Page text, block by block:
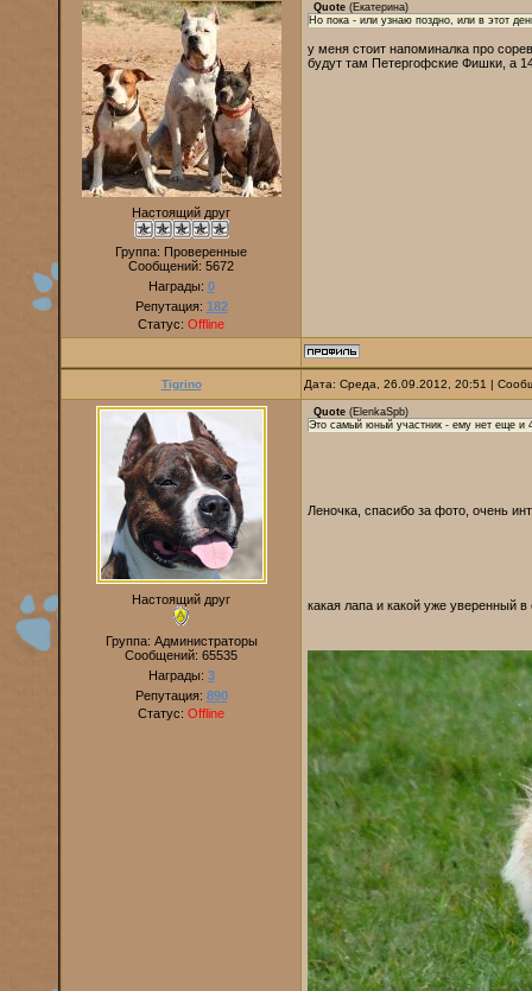
Настоящий друг
Группа: Проверенные
Сообщений: 5672
Награды: 0
Репутация: 182
Статус: Offline
Quote (Екатерина)
Но пока - или узнаю поздно, или в этот
у меня стоит напоминалка про
будут там Петергофские Фишки, а
Tigrino Дата: Среда, 26.09.2012, 20:51 |
Настоящий друг
Группа: Администраторы
Сообщений: 65535
Награды: 3
Репутация: 890
Статус: Offline
Quote (ElenkaSpb)
Это самый юный участник - ему нет еще и
Леночка, спасибо за фото, очень
какая лапа и какой уже уверенный